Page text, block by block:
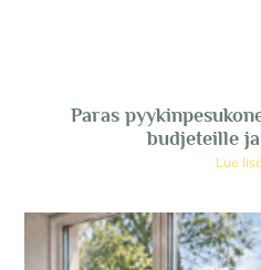
Paras
budjeteille
Lue